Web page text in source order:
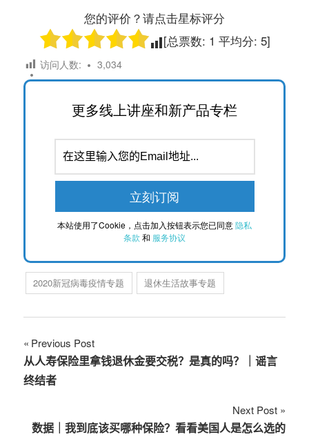
您的评价？请点击星标评分
[总票数: 1 平均分: 5]
访问人数: 3,034
更多线上讲座和新产品专栏
本站使用了Cookie，点击加入按钮表示您已同意隐私
条款 和 服务协议
2020新冠病毒疫情专题 退休生活故事专题
文
章
航
Previous Post
从人寿保险里拿钱退休金要交税？是真的吗？｜谣言
终结者
Next Post
数据｜我到底该买哪种保险？看看美国人是怎么选的